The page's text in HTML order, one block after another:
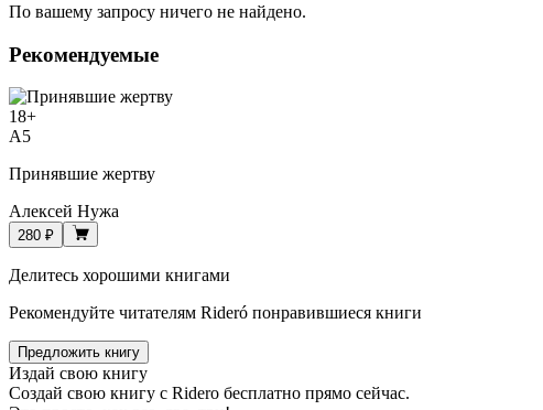
По вашему запросу ничего не найдено.
Рекомендуемые
18+
A5
Принявшие жертву
Алексей Нужа
280 ₽
Делитесь хорошими книгами
Рекомендуйте читателям Rideró понравившиеся книги
Предложить книгу
Издай свою книгу
Создай свою книгу с Ridero бесплатно прямо сейчас.